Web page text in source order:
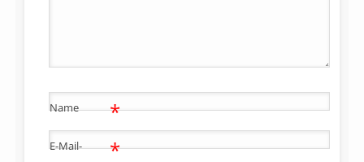
Name *
E-Mail- *